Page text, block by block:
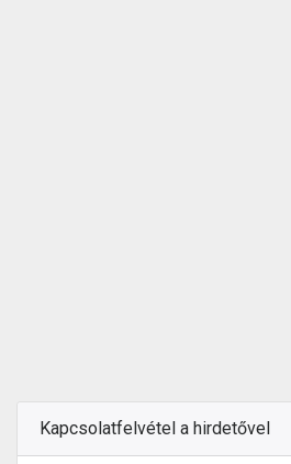
Kapcsolatfelvétel a hirdetővel